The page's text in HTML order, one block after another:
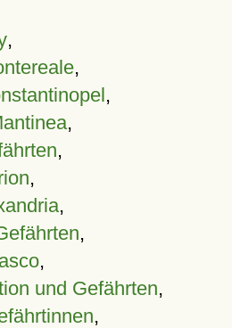
,
,
,
,
,
,
,
,
,
und Gefährten,
,